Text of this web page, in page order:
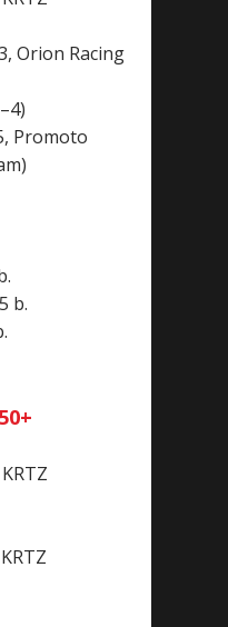
Orion Racing
Promoto
b.